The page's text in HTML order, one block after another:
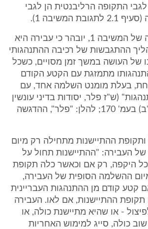
התקופה הרליבנטית הן לגבי
המשיבה 1).
לשם הבנת טענתה של המשיבה 1, יובהר כי עבירה היא
ההתגבשות של רכיבה ההתנהגותי
של העושה במשך זמן מסויים, כשכל
מתמזגת עם הקטע הקודם
בעלת מומנט השלמה אחד, עם
(ש"ז פלר, יסודות בדיני עונשין
(חלק ג', י-ם, תשנ"ב) בעמ' 170; להלן: "פלר", ההדגשה
ותקופת ההתיישנות מתחילה רק מיום
העבירה: "ההתיישנות תחול על
כל היקפה, רק אם וכאשר כלה תקופת
ההשלמה הסופית של העבירה,
קטע קודם מן ההתנהגות העבריינית
תקופת ההתיישנות, אם לאו. העבירה
- או שהיא מתיישנת כולה, או
שוב כולה, סייג למימוש האחריות